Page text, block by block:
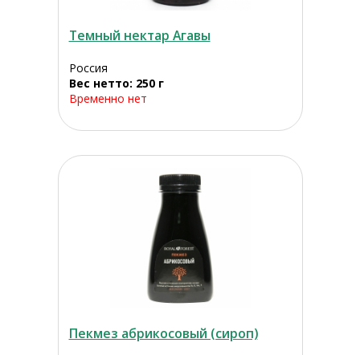
Темный нектар Агавы
Россия
Вес нетто: 250 г
Временно нет
Пекмез абрикосовый (сироп)